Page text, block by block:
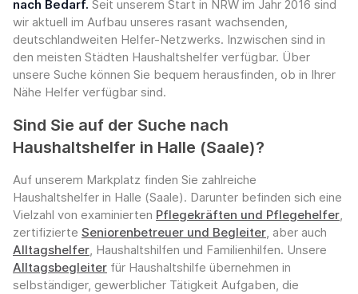
nach Bedarf. Seit unserem Start in NRW im Jahr 2016 sind
wir aktuell im Aufbau unseres rasant wachsenden,
deutschlandweiten Helfer-Netzwerks. Inzwischen sind in
den meisten Städten Haushaltshelfer verfügbar. Über
unsere Suche können Sie bequem herausfinden, ob in Ihrer
Nähe Helfer verfügbar sind.
Sind Sie auf der Suche nach
Haushaltshelfer in Halle (Saale)?
Auf unserem Markplatz finden Sie zahlreiche
Haushaltshelfer in Halle (Saale). Darunter befinden sich eine
Vielzahl von examinierten Pflegekräften und Pflegehelfer,
zertifizierte Seniorenbetreuer und Begleiter, aber auch
Alltagshelfer, Haushaltshilfen und Familienhilfen. Unsere
Alltagsbegleiter für Haushaltshilfe übernehmen in
selbständiger, gewerblicher Tätigkeit Aufgaben, die